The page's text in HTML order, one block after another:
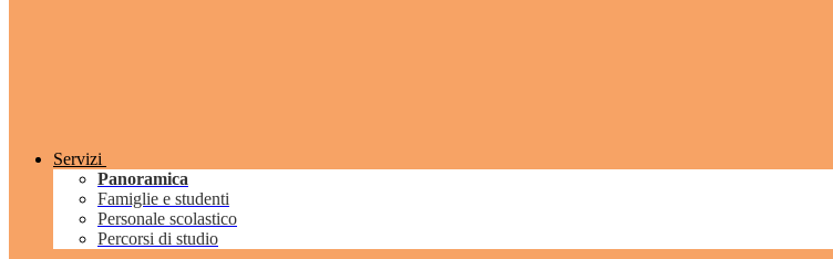
Servizi
Panoramica
Famiglie e studenti
Personale scolastico
Percorsi di studio